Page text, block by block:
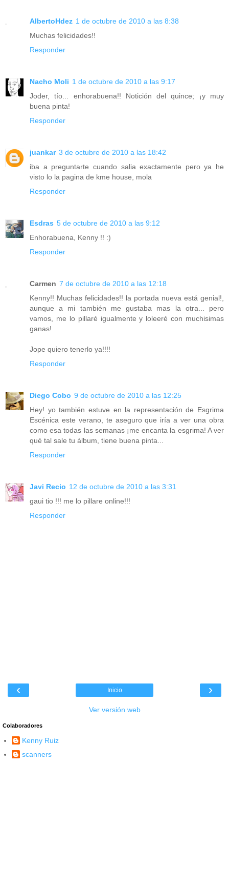
AlbertoHdez 1 de octubre de 2010 a las 8:38
Muchas felicidades!!
Responder
Nacho Moli 1 de octubre de 2010 a las 9:17
Joder, tío... enhorabuena!! Notición del quince; ¡y muy
buena pinta!
Responder
juankar 3 de octubre de 2010 a las 18:42
iba a preguntarte cuando salia exactamente pero ya he
visto lo la pagina de kme house, mola
Responder
Esdras 5 de octubre de 2010 a las 9:12
Enhorabuena, Kenny !! :)
Responder
Carmen 7 de octubre de 2010 a las 12:18
Kenny!! Muchas felicidades!! la portada nueva está genial!,
aunque a mi también me gustaba mas la otra... pero
vamos, me lo pillaré igualmente y loleeré con muchisimas
ganas!
Jope quiero tenerlo ya!!!!
Responder
Diego Cobo 9 de octubre de 2010 a las 12:25
Hey! yo también estuve en la representación de Esgrima
Escénica este verano, te aseguro que iría a ver una obra
como esa todas las semanas ¡me encanta la esgrima! A ver
qué tal sale tu álbum, tiene buena pinta...
Responder
Javi Recio 12 de octubre de 2010 a las 3:31
gaui tio !!! me lo pillare online!!!
Responder
‹ ›
Inicio
Ver versión web
Colaboradores
Kenny Ruiz
scanners